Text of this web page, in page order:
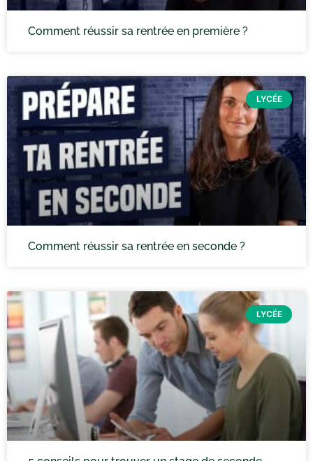
Comment réussir sa rentrée en première ?
LYCÉE
Comment réussir sa rentrée en seconde ?
LYCÉE